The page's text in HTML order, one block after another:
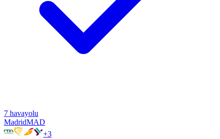
7 havayolu
MadridMAD
+3